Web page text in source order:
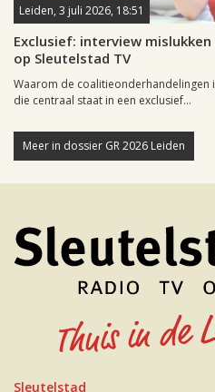
Leiden, 3 juli 2026, 18:51
Exclusief: interview
op Sleutelstad TV
Waarom de coalitieonderhandelingen
die centraal staat in een exclusief...
Meer in dossier GR 2026 Leiden
Sleutelstad